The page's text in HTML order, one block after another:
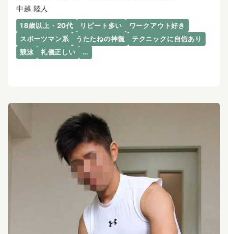
中越 陸人
18歳以上・20代 リピート多い
ワークアウト好き
スポーツマン系
うたたねの神髄
テクニックに自信あり
競泳
礼儀正しい …